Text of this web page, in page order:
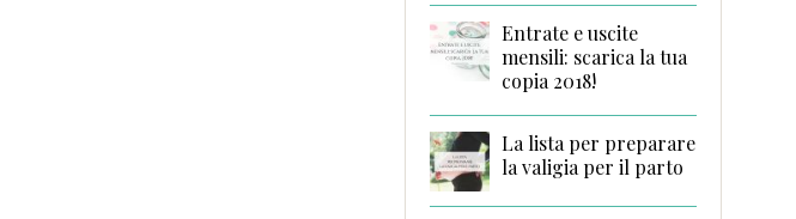
Entrate e uscite
mensili: scarica la tua
copia 2018!
La lista per preparare
la valigia per il parto